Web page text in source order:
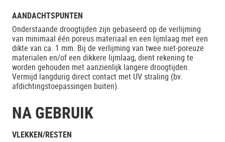
AANDACHTSPUNTEN
Onderstaande droogtijden zijn gebaseerd op de verlijming
van minimaal één poreus materiaal en een lijmlaag met een
dikte van ca. 1 mm. Bij de verlijming van twee niet-poreuze
materialen en/of een dikkere lijmlaag, dient rekening te
worden gehouden met aanzienlijk langere droogtijden.
Vermijd langdurig direct contact met UV straling (bv.
afdichtingstoepassingen buiten).
NA GEBRUIK
VLEKKEN/RESTEN